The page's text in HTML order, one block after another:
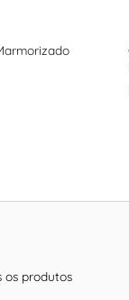
os produtos